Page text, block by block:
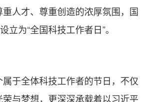
人才、尊重创造的浓厚氛围，国
立为“全国科技工作者日”。
于全体科技工作者的节日，不仅
与梦想，更深深承载着以习近平